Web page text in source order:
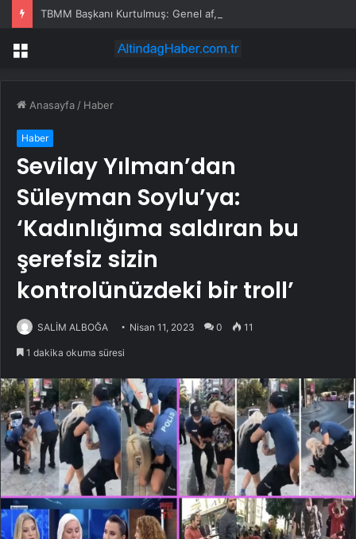
TBMM Başkanı Kurtulmuş: Genel af, şahsa özel af yok
Menü
Anasayfa / Haber
Haber
Sevilay Yılman’dan
Süleyman Soylu’ya:
‘Kadınlığıma saldıran bu
şerefsiz sizin
kontrolünüzdeki bir troll’
SALİM ALBOĞA Nisan 11, 2023 0 11
1 dakika okuma süresi